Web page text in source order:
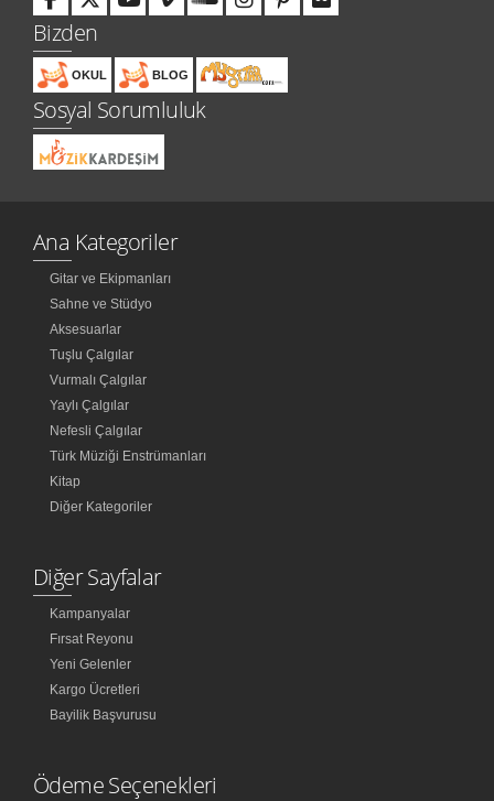
Bizden
OKUL BLOG
Sosyal Sorumluluk
Ana Kategoriler
Gitar ve Ekipmanları
Sahne ve Stüdyo
Aksesuarlar
Tuşlu Çalgılar
Vurmalı Çalgılar
Yaylı Çalgılar
Nefesli Çalgılar
Türk Müziği Enstrümanları
Kitap
Diğer Kategoriler
Diğer Sayfalar
Kampanyalar
Fırsat Reyonu
Yeni Gelenler
Kargo Ücretleri
Bayilik Başvurusu
Ödeme Seçenekleri